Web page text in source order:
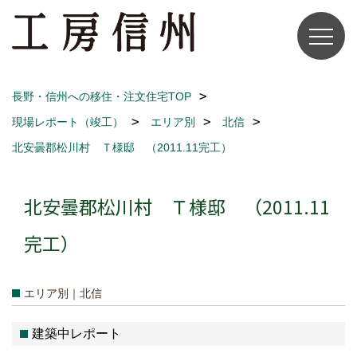
長野・信州への移住・注文住宅TOP
現場レポート（竣工）
エリア別
北信
北安曇郡松川村 Ｔ様邸 （2011.11完工）
北安曇郡松川村 Ｔ様邸 （2011.11
完工）
エリア別｜北信
建築中レポート